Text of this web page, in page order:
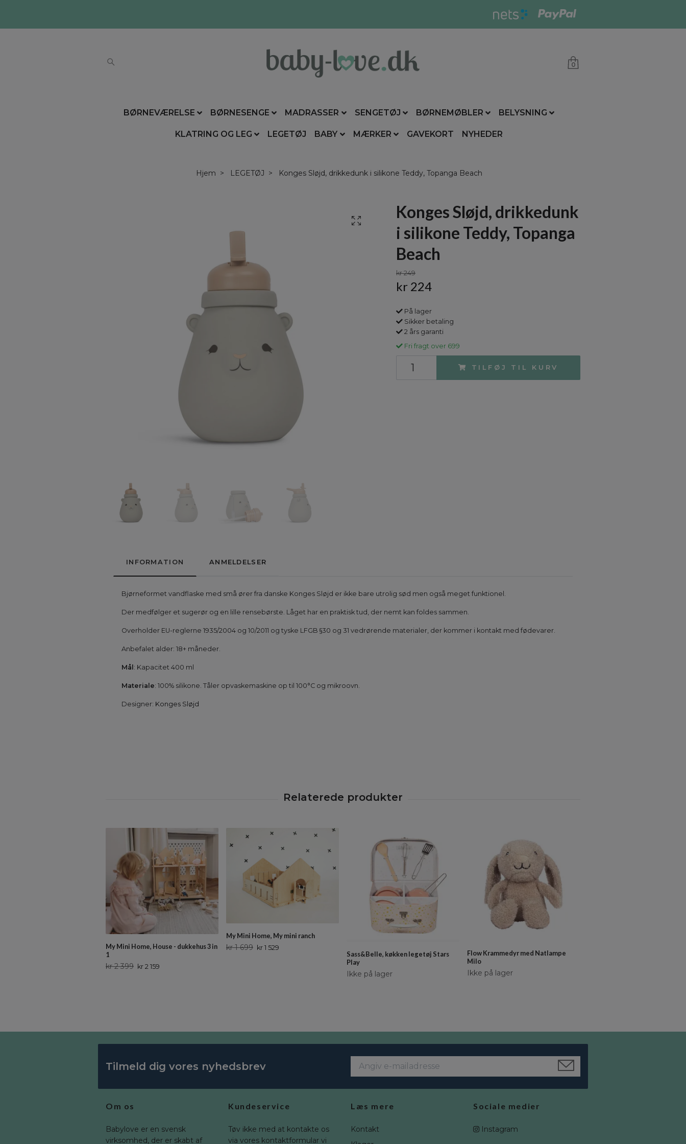
0
BØRNEVÆRELSE BØRNESENGE MADRASSER SENGETØJ BØRNEMØBLER BELYSNING
KLATRING OG LEG LEGETØJ BABY MÆRKER GAVEKORT NYHEDER
Hjem LEGETØJ Konges Sløjd, drikkedunk i silikone Teddy, Topanga Beach
Konges Sløjd, drikkedunk
i silikone Teddy, Topanga
Beach
kr 249
kr 224
På lager
Sikker betaling
2 års garanti
Fri fragt over 699
TILFØJ TIL KURV
INFORMATION ANMELDELSER
Bjørneformet vandflaske med små ører fra danske Konges Sløjd er ikke bare utrolig sød men også meget funktionel.
Der medfølger et sugerør og en lille rensebørste. Låget har en praktisk tud, der nemt kan foldes sammen.
Overholder EU-reglerne 1935/2004 og 10/2011 og tyske LFGB §30 og 31 vedrørende materialer, der kommer i kontakt med fødevarer.
Anbefalet alder: 18+ måneder.
Mål : Kapacitet 400 ml
Materiale: 100% silikone. Tåler opvaskemaskine op til 100°C og mikroovn.
Designer: Konges Sløjd
My Mini Home, House - dukkehus 3 in
1
kr 2 399 kr 2 159
My Mini Home, My mini ranch
kr 1 699 kr 1 529
Sass&Belle, køkken legetøj Stars
Play
Ikke på lager
Flow Krammedyr med Natlampe
Milo
Ikke på lager
Tilmeld dig vores nyhedsbrev
Om os
Babylove er en svensk
virksomhed, der er skabt af
Kundeservice
Tøv ikke med at kontakte os
via vores kontaktformular vi
Læs mere
Kontakt
Sociale medier
Instagram